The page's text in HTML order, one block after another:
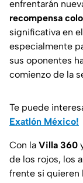
enfrentarán
recompensa
significativa en
especialmente
sus oponentes
comienzo de la
Te puede
Exatlón México!
Con la Villa 360
de los rojos, los
frente si quieren